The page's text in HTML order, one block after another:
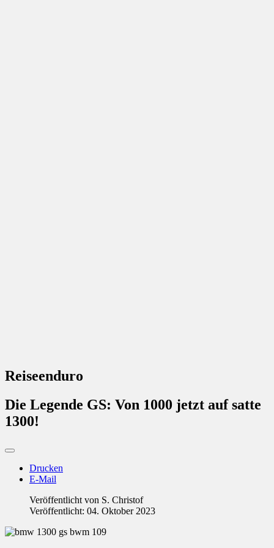
Reiseenduro
Die Legende GS: Von 1000 jetzt auf satte
1300!
Drucken
E-Mail
Veröffentlicht von S. Christof
Veröffentlicht: 04. Oktober 2023